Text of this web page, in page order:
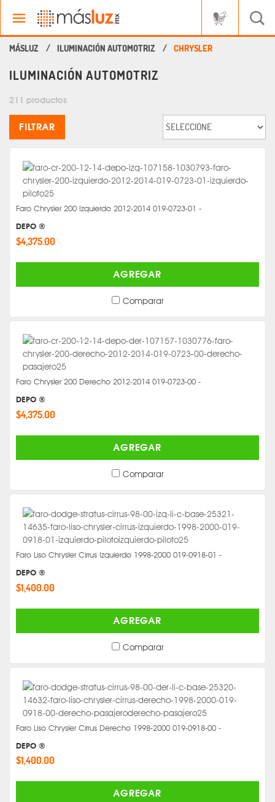
ILUMINACIÓN AUTOMOTRIZ CHRYSLER
ILUMINACIÓN AUTOMOTRIZ
211 productos
FILTRAR
Faro Chrysler 200 Izquierdo 2012-2014 019-0723-01 -
DEPO ®
$4,375.00
AGREGAR
Comparar
Faro Chrysler 200 Derecho 2012-2014 019-0723-00 -
DEPO ®
$4,375.00
AGREGAR
Comparar
Faro Liso Chrysler Cirrus Izquierdo 1998-2000 019-0918-01 -
DEPO ®
$1,400.00
AGREGAR
Comparar
Faro Liso Chrysler Cirrus Derecho 1998-2000 019-0918-00 -
DEPO ®
$1,400.00
AGREGAR